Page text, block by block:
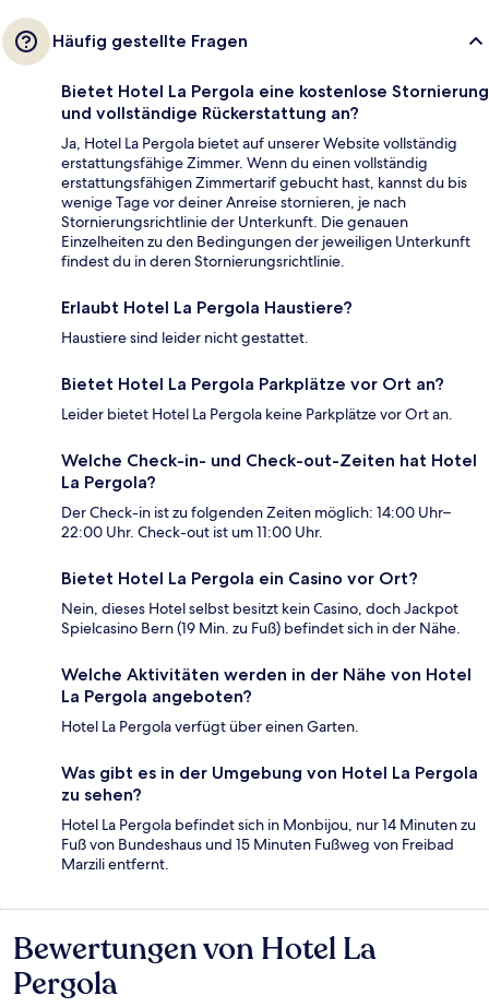
Häufig gestellte Fragen
Bietet Hotel La Pergola eine kostenlose Stornierung
und vollständige Rückerstattung an?
Ja, Hotel La Pergola bietet auf unserer Website vollständig
erstattungsfähige Zimmer. Wenn du einen vollständig
erstattungsfähigen Zimmertarif gebucht hast, kannst du bis
wenige Tage vor deiner Anreise stornieren, je nach
Stornierungsrichtlinie der Unterkunft. Die genauen
Einzelheiten zu den Bedingungen der jeweiligen Unterkunft
findest du in deren Stornierungsrichtlinie.
Erlaubt Hotel La Pergola Haustiere?
Haustiere sind leider nicht gestattet.
Bietet Hotel La Pergola Parkplätze vor Ort an?
Leider bietet Hotel La Pergola keine Parkplätze vor Ort an.
Welche Check-in- und Check-out-Zeiten hat Hotel
La Pergola?
Der Check-in ist zu folgenden Zeiten möglich: 14:00 Uhr–
22:00 Uhr. Check-out ist um 11:00 Uhr.
Bietet Hotel La Pergola ein Casino vor Ort?
Nein, dieses Hotel selbst besitzt kein Casino, doch Jackpot
Spielcasino Bern (19 Min. zu Fuß) befindet sich in der Nähe.
Welche Aktivitäten werden in der Nähe von Hotel
La Pergola angeboten?
Hotel La Pergola verfügt über einen Garten.
Was gibt es in der Umgebung von Hotel La Pergola
zu sehen?
Hotel La Pergola befindet sich in Monbijou, nur 14 Minuten zu
Fuß von Bundeshaus und 15 Minuten Fußweg von Freibad
Marzili entfernt.
Bewertungen
Bewertungen von Hotel La
Pergola